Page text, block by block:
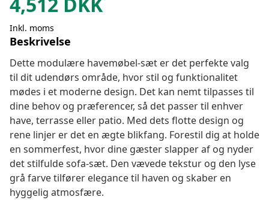
Inkl. moms
Beskrivelse
Dette modulære havemøbel-sæt er det perfekte valg
til dit udendørs område, hvor stil og funktionalitet
mødes i et moderne design. Det kan nemt tilpasses til
dine behov og præferencer, så det passer til enhver
have, terrasse eller patio. Med dets flotte design og
rene linjer er det en ægte blikfang. Forestil dig at holde
en sommerfest, hvor dine gæster slapper af og nyder
det stilfulde sofa-sæt. Den vævede tekstur og den lyse
grå farve tilfører elegance til haven og skaber en
hyggelig atmosfære.